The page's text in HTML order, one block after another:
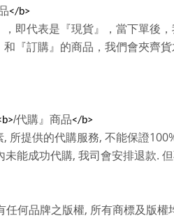
</b>
即代表是『現貨』，當下單後，
『訂購』的商品，我們會夾齊
/代購』商品</b>
, 所提供的代購服務, 不能保證
未能成功代購, 我司會安排退款.
任何品牌之版權, 所有商標及版權